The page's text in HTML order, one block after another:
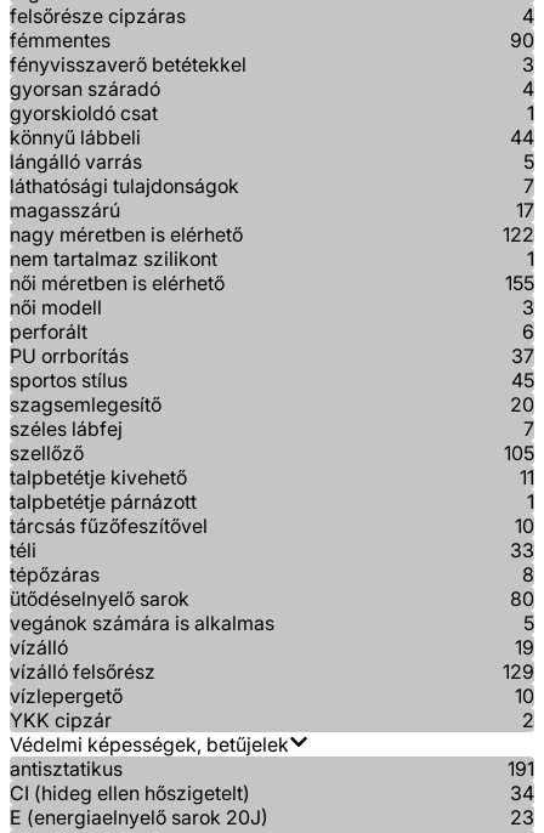
felsőrésze cipzáras
4
fémmentes
90
fényvisszaverő betétekkel
3
gyorsan száradó
4
gyorskioldó csat
1
könnyű lábbeli
44
lángálló varrás
5
láthatósági tulajdonságok
7
magasszárú
17
nagy méretben is elérhető
122
nem tartalmaz szilikont
1
női méretben is elérhető
155
női modell
3
perforált
6
PU orrborítás
37
sportos stílus
45
szagsemlegesítő
20
széles lábfej
7
szellőző
105
talpbetétje kivehető
11
talpbetétje párnázott
1
tárcsás fűzőfeszítővel
10
téli
33
tépőzáras
8
ütődéselnyelő sarok
80
vegánok számára is alkalmas
5
vízálló
19
vízálló felsőrész
129
vízlepergető
10
YKK cipzár
2
Védelmi képességek, betűjelek
antisztatikus
191
CI (hideg ellen hőszigetelt)
34
E (energiaelnyelő sarok 20J)
23